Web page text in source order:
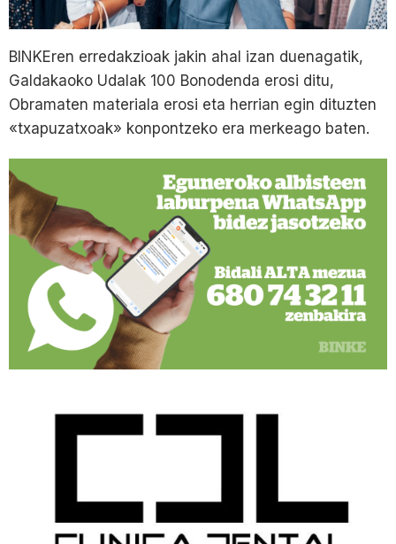
BINKEren erredakzioak jakin ahal izan duenagatik,
Galdakaoko Udalak 100 Bonodenda erosi ditu,
Obramaten materiala erosi eta herrian egin dituzten
«txapuzatxoak» konpontzeko era merkeago baten.